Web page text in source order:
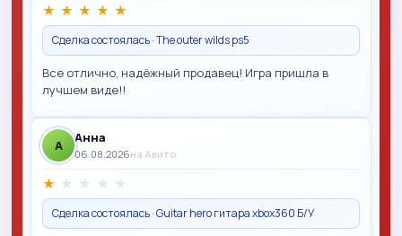
★ ★ ★ ★ ★
Сделка состоялась · The outer wilds ps5
Все отлично, надёжный продавец! Игра пришла в
лучшем виде!!
A Анна
06.08.2026на Авито
★ ★ ★ ★ ★
Сделка состоялась · Guitar hero гитара xbox360 Б/У